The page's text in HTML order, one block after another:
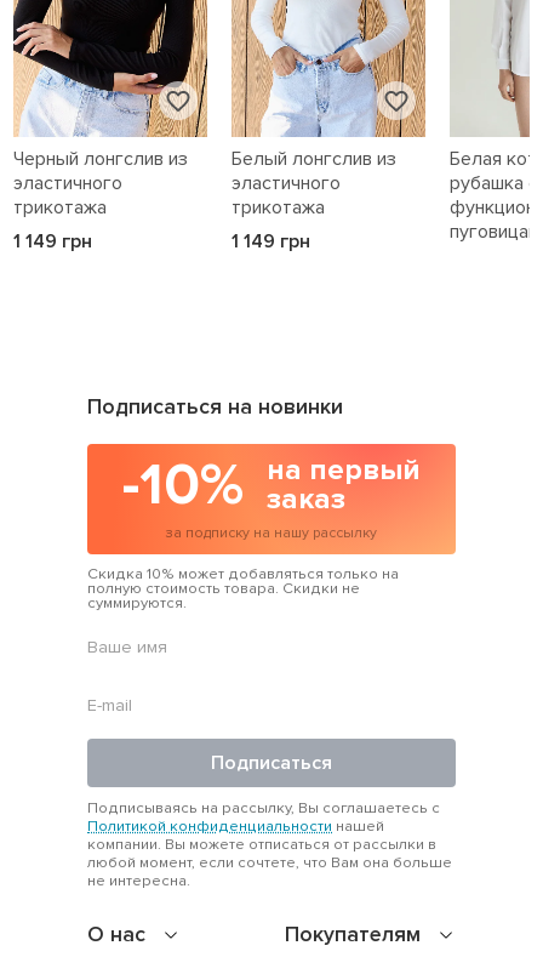
Черный лонгслив из
эластичного
трикотажа
1 149 грн
Белый лонгслив из
эластичного
трикотажа
1 149 грн
Белая
рубашка с
О нас Покупателям
Подписаться на новинки
-10%
на первый
заказ
за подписку на нашу рассылку
Скидка 10% может добавляться только на
полную стоимость товара. Скидки не
суммируются.
Подписаться
Подписываясь на рассылку, Вы соглашаетесь с
Политикой конфиденциальности нашей
компании. Вы можете отписаться от рассылки в
любой момент, если сочтете, что Вам она больше
не интересна.